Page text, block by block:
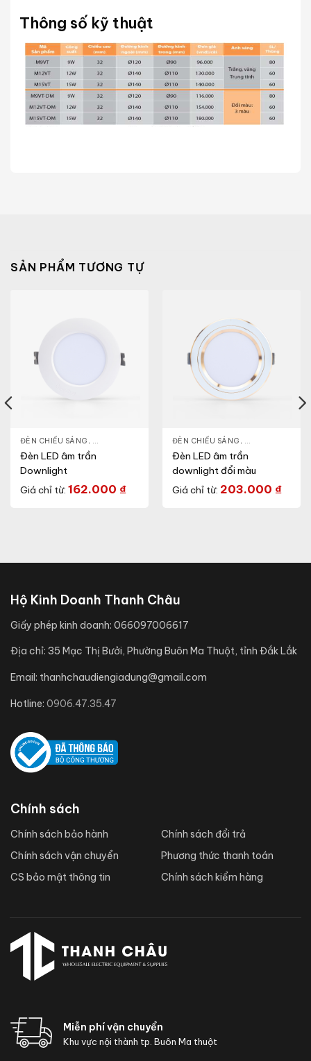
Thông số kỹ thuật
SẢN PHẨM TƯƠNG TỰ
ĐÈN CHIẾU SÁNG , ĐÈN LED DOWNLIGHT,THIẾT BỊ CHIẾU SÁNG
Đèn LED âm trần
Downlight
Giá chỉ từ: 162.000 ₫
ĐÈN CHIẾU SÁNG ,
Đèn LED âm trần
downlight đổi màu
Giá chỉ từ: 203.000 ₫
,THIẾT BỊ CHIẾU SÁNG
Hộ Kinh Doanh Thanh Châu
Giấy phép kinh doanh: 066097006617
Địa chỉ: 35 Mạc Thị Bưởi, Phường Buôn Ma Thuột, tỉnh Đắk Lắk
Email: thanhchaudiengiadung@gmail.com
Hotline: 0906.47.35.47
Chính sách
Chính sách bảo hành
Chính sách vận chuyển
CS bảo mật thông tin
Chính sách đổi trả
Phương thức thanh toán
Chính sách kiểm hàng
Miễn phí vận chuyển
Khu vực nội thành tp. Buôn Ma thuột